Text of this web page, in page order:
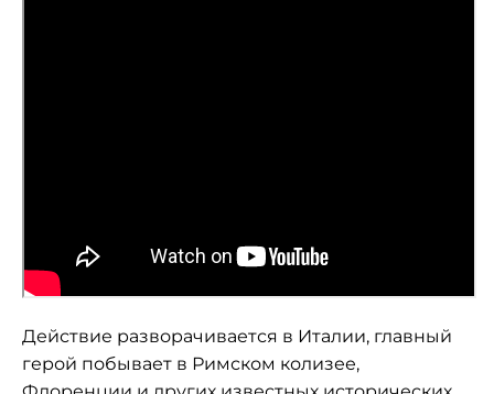
Действие разворачивается в Италии, главный
герой побывает в Римском колизее,